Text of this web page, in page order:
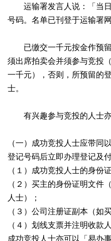
运输署发言人说：「当日
号码。名单已刊登于运输署
已缴交一千元按金作预留
须出席拍卖会并须参与竞投
一千元），否则，所预留的
士。
有兴趣参与竞投的人士亦
（一）成功竞投人士应带同
登记号码后立即办理登记及
（１）成功竞投人士的身份
（２）买主的身份证明文件
人士）；
（３）公司注册证副本（如
（４）划线支票并注明收款
成功竞投人士亦可以「易办